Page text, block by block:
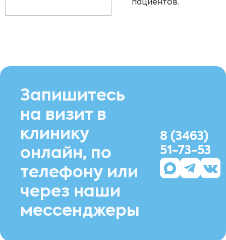
пациентов.
Запишитесь
на визит в
клинику
онлайн, по
телефону или
через наши
мессенджеры
8 (3463)
51-73-53